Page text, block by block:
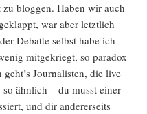
blog­gen. Haben wir auch
war aber letzt­lich
Debat­te selbst habe ich
mit­ge­kriegt, so para­dox
Jour­na­lis­ten, die live
ähn­lich – du musst einer­
und dir ande­rer­seits